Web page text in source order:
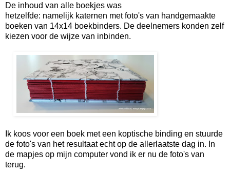
De inhoud van alle boekjes was
hetzelfde: namelijk katernen met foto's van handgemaakte
boeken van 14x14 boekbinders. De deelnemers konden zelf
kiezen voor de wijze van inbinden.
Ik koos voor een boek met een koptische binding en stuurde
de foto's van het resultaat echt op de allerlaatste dag in. In
de mapjes op mijn computer vond ik er nu de foto's van
terug.